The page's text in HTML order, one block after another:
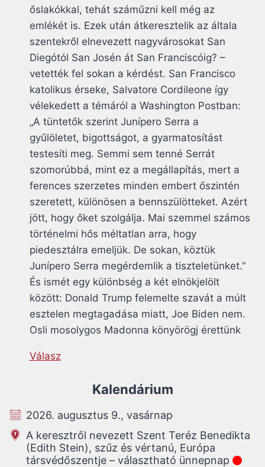
őslakókkal, tehát száműzni kell még az
emlékét is. Ezek után átkeresztelik az általa
szentekről elnevezett nagyvárosokat San
Diegótól San Josén át San Franciscóig? –
vetették fel sokan a kérdést. San Francisco
katolikus érseke, Salvatore Cordileone így
vélekedett a témáról a Washington Postban:
„A tüntetők szerint Junípero Serra a
gyűlöletet, bigottságot, a gyarmatosítást
testesíti meg. Semmi sem tenné Serrát
szomorúbbá, mint ez a megállapítás, mert a
ferences szerzetes minden embert őszintén
szeretett, különösen a bennszülötteket. Azért
jött, hogy őket szolgálja. Mai szemmel számos
történelmi hős méltatlan arra, hogy
piedesztálra emeljük. De sokan, köztük
Junípero Serra megérdemlik a tiszteletünket.”
És ismét egy különbség a két elnökjelölt
között: Donald Trump felemelte szavát a múlt
esztelen megtagadása miatt, Joe Biden nem.
Osli mosolygos Madonna könyörögj érettünk
Válasz
Kalendárium
2026. augusztus 9., vasárnap
A keresztről nevezett Szent Teréz Benedikta
(Edith Stein), szűz és vértanú, Európa
társvédőszentje – választható ünnepnap